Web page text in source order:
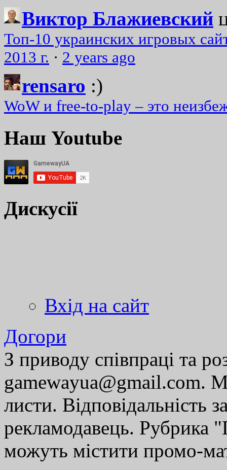
Виктор Блажиевский
Топ-10 украинских игровых
2013 г. · 2 years ago
rensaro :)
WoW и free-to-play – это
Наш Youtube
Дискусії
Вхід на сайт
Догори
З приводу співпраці та
gamewayua@gmail.com.
листи. Відповідальність
рекламодавець. Рубрика
можуть містити промо-